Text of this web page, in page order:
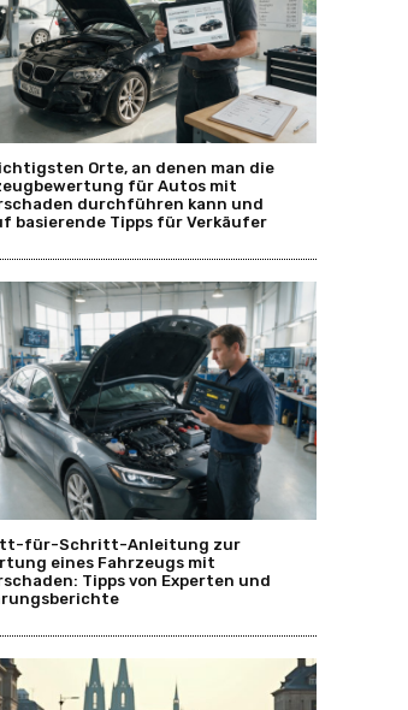
Orte, an denen man die
für Autos mit
durchführen kann und
basierende Tipps für Verkäufer
für-Schritt-Anleitung zur
eines Fahrzeugs mit
Tipps von Experten und